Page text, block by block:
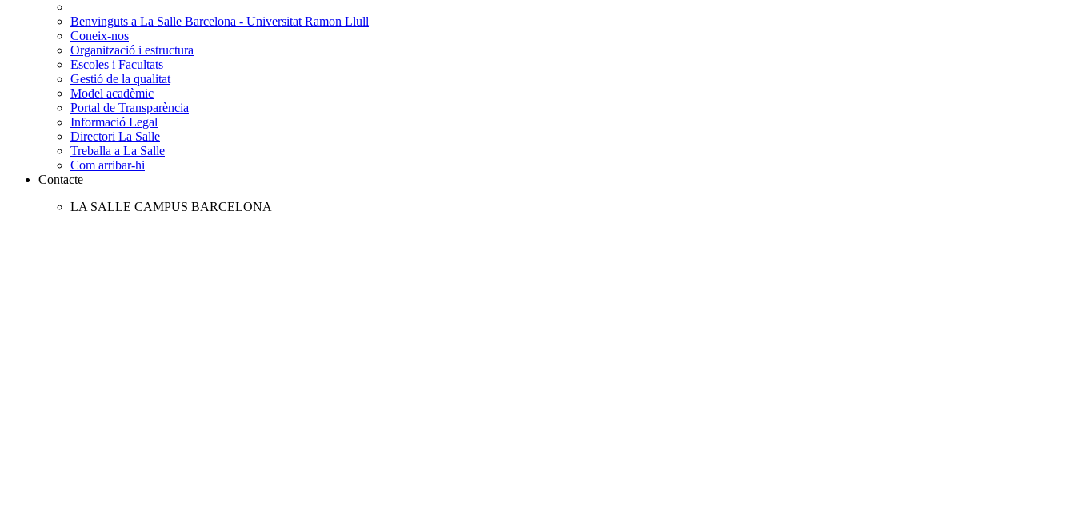
Benvinguts a La Salle Barcelona - Universitat Ramon Llull
Coneix-nos
Organització i estructura
Escoles i Facultats
Gestió de la qualitat
Model acadèmic
Portal de Transparència
Informació Legal
Directori La Salle
Treballa a La Salle
Com arribar-hi
Contacte
LA SALLE CAMPUS BARCELONA